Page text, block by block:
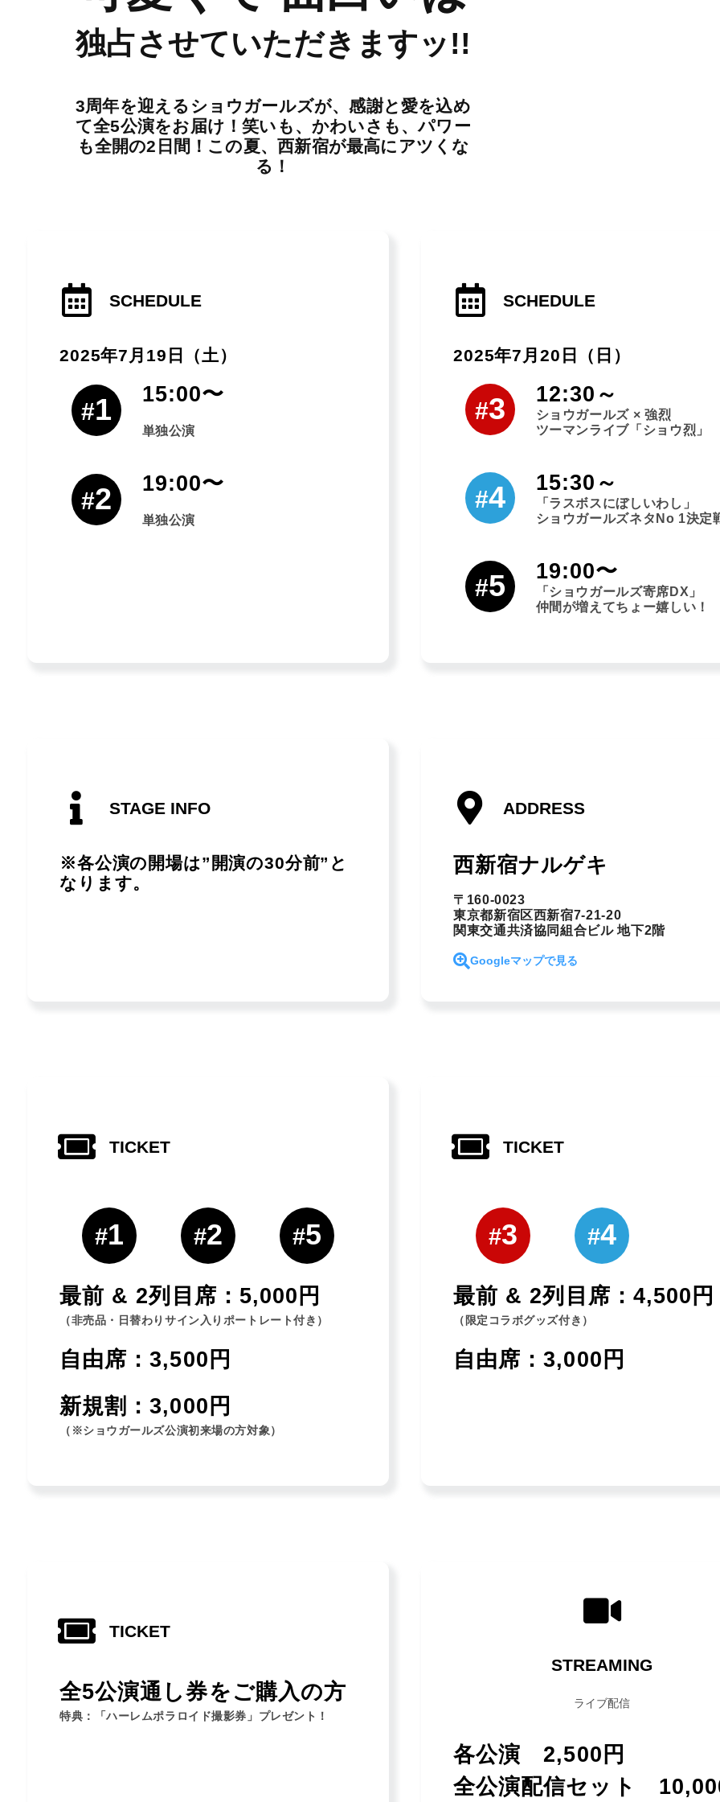
独占させていただきますッ!!
3周年を迎えるショウガールズが、感謝と愛を込め
て全5公演をお届け！笑いも、かわいさも、パワー
も全開の2日間！この夏、西新宿が最高にアツくな
る！
SCHEDULE
2025年7月19日（土）
#1 15:00〜
単独公演
#2 19:00〜
単独公演
SCHEDULE
2025年7月20日（日）
#3 12:30～
ショウガールズ × 強烈
ツーマンライブ「ショウ烈」
#4 15:30～
「ラスボスにぼしいわし」
ショウガールズネタNo 1決定
#5 19:00〜
「ショウガールズ寄席DX」
仲間が増えてちょー嬉しい！
STAGE INFO
※各公演の開場は”開演の30分前”と
なります。
ADDRESS
西新宿ナルゲキ
〒160-0023
東京都新宿区西新宿7-21-20
関東交通共済協同組合ビル 地下2階
Googleマップで見る
TICKET
#1 #2 #5
最前 & 2列目席：5,000円
（非売品・日替わりサイン入りポートレート付き）
自由席：3,500円
新規割：3,000円
（※ショウガールズ公演初来場の方対象）
TICKET
#3 #4
最前 & 2列目席：4,500円
（限定コラボグッズ付き）
自由席：3,000円
TICKET
全5公演通し券をご購入の方
特典：「ハーレムポラロイド撮影券」プレゼント！
STREAMING
ライブ配信
各公演 2,500円
全公演配信セット